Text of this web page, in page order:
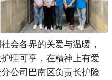
各界的关爱与温暖，
理可享，在精神上有爱
公司巴南区负责长护险